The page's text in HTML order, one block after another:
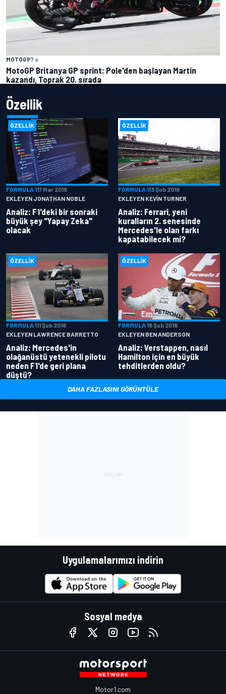
MOTOGP7 s
MotoGP Britanya GP sprint: Pole'den başlayan Martin
kazandı, Toprak 20. sırada
Özellik
ÖZELLIK
FORMULA 117 Mar 2018
EKLEYEN JONATHAN NOBLE
Analiz: F1'deki bir sonraki
büyük şey "Yapay Zeka"
olacak
ÖZELLIK
FORMULA 113 Şub 2018
EKLEYEN KEVIN TURNER
Analiz: Ferrari, yeni
kuralların 2. senesinde
Mercedes'le olan farkı
kapatabilecek mi?
ÖZELLIK
FORMULA 111 Şub 2018
EKLEYEN LAWRENCE BARRETTO
Analiz: Mercedes'in
olağanüstü yetenekli pilotu
neden F1'de geri plana
düştü?
ÖZELLIK
FORMULA 16 Şub 2018
EKLEYEN BEN ANDERSON
Analiz: Verstappen, nasıl
Hamilton için en büyük
tehditlerden oldu?
DAHA FAZLASINI GÖRÜNTÜLE
Uygulamalarımızı indirin
Sosyal medya
Motor1.com